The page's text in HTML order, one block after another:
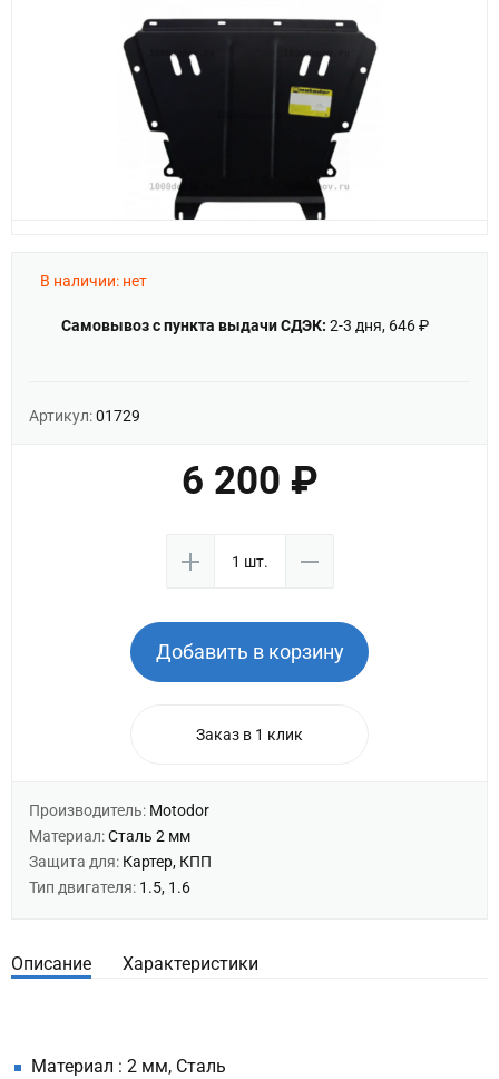
В наличии: нет
Самовывоз с пункта выдачи СДЭК: 2-3 дня, 646 ₽
Артикул:01729
6 200 ₽
Добавить в корзину
Заказ в 1 клик
Производитель: Motodor
Материал:Сталь 2 мм
Защита для: Картер, КПП
Тип двигателя: 1.5, 1.6
Описание Характеристики
Материал : 2 мм, Сталь